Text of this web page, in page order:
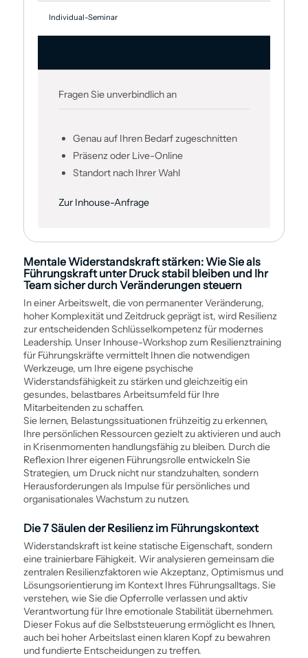
Mentale Widerstands­kraft stärken: Wie Sie als
Führungs­kraft unter Druck stabil bleiben und Ihr
Team sicher durch Veränderungen steuern
In einer Arbeitswelt, die von permanenter Veränderung,
hoher Komplexität und Zeitdruck geprägt ist, wird Resilienz
zur entscheidenden Schlüssel­kompetenz für modernes
Leadership. Unser Inhouse-Workshop zum Resilienztraining
für Führungskräfte vermittelt Ihnen die notwendigen
Werkzeuge, um Ihre eigene psychische
Widerstandsfähigkeit zu stärken und gleichzeitig ein
gesundes, belastbares Arbeitsumfeld für Ihre
Mitarbeitenden zu schaffen.
Sie lernen, Belastungssituationen frühzeitig zu erkennen,
Ihre persönlichen Ressourcen gezielt zu aktivieren und auch
in Krisenmomenten handlungsfähig zu bleiben. Durch die
Reflexion Ihrer eigenen Führungsrolle entwickeln Sie
Strategien, um Druck nicht nur standzuhalten, sondern
Herausforderungen als Impulse für persönliches und
organisationales Wachstum zu nutzen.
Die 7 Säulen der Resilienz im Führungskontext
Widerstands­kraft ist keine statische Eigenschaft, sondern
eine trainierbare Fähigkeit. Wir analysieren gemeinsam die
zentralen Resilienzfaktoren wie Akzeptanz, Optimismus und
Lösungs­orientierung im Kontext Ihres Führungsalltags. Sie
verstehen, wie Sie die Opferrolle verlassen und aktiv
Verantwortung für Ihre emotionale Stabilität übernehmen.
Dieser Fokus auf die Selbststeuerung ermöglicht es Ihnen,
auch bei hoher Arbeitslast einen klaren Kopf zu bewahren
und fundierte Entscheidungen zu treffen.
Individual-Seminar
Fragen Sie unverbindlich an
Genau auf Ihren Bedarf zugeschnitten
Präsenz oder Live-Online
Standort nach Ihrer Wahl
Zur Inhouse-Anfrage